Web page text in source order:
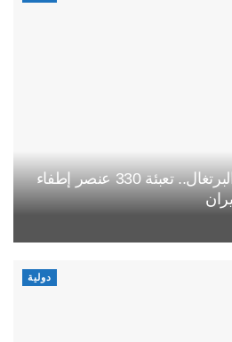
حرائق الغابات تستنفر البرتغال.. تعبئة 330 عنصر إطفاء
دولية